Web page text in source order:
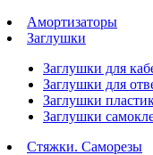
Амортизаторы
Заглушки
Заглушки для
Заглушки для
Заглушки
Заглушки
Стяжки. Саморезы